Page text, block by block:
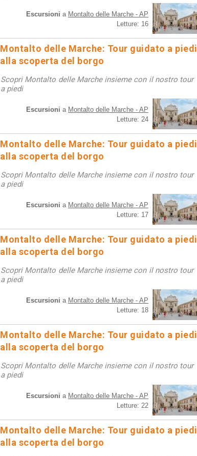
Escursioni a Montalto delle Marche - AP
Letture: 16
Montalto delle Marche: Tour guidato a piedi
alla scoperta del borgo
Scopri Montalto delle Marche insieme con il nostro tour
a piedi
Escursioni a Montalto delle Marche - AP
Letture: 24
Montalto delle Marche: Tour guidato a piedi
alla scoperta del borgo
Scopri Montalto delle Marche insieme con il nostro tour
a piedi
Escursioni a Montalto delle Marche - AP
Letture: 17
Montalto delle Marche: Tour guidato a piedi
alla scoperta del borgo
Scopri Montalto delle Marche insieme con il nostro tour
a piedi
Escursioni a Montalto delle Marche - AP
Letture: 18
Montalto delle Marche: Tour guidato a piedi
alla scoperta del borgo
Scopri Montalto delle Marche insieme con il nostro tour
a piedi
Escursioni a Montalto delle Marche - AP
Letture: 22
Montalto delle Marche: Tour guidato a piedi
alla scoperta del borgo